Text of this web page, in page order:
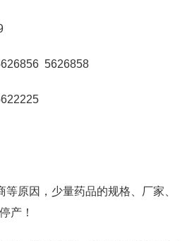
5626858
等原因，少量药品的规格、厂家、
产！